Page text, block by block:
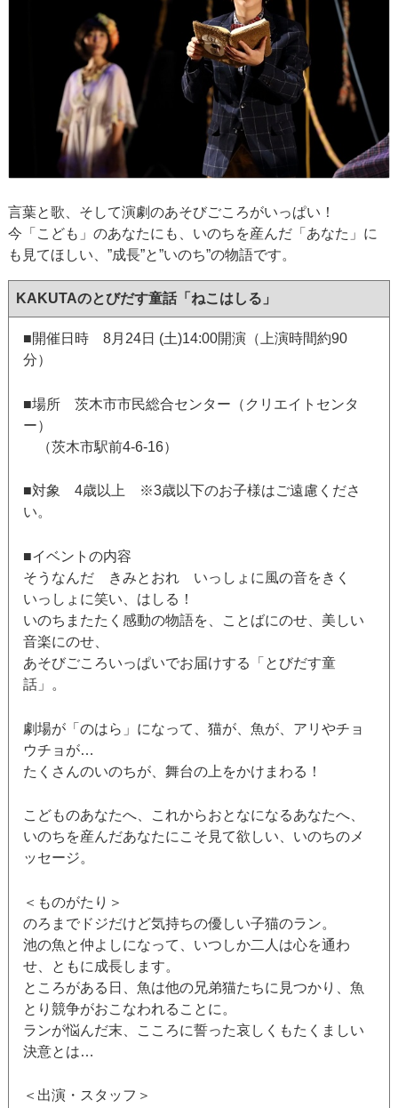
言葉と歌、そして演劇のあそびごころがいっぱい！
今「こども」のあなたにも、いのちを産んだ「あなた」に
も見てほしい、”成長”と”いのち”の物語です。
KAKUTAのとびだす童話「ねこはしる」
■開催日時 8月24日 (土)14:00開演（上演時間約90
分）
■場所 茨木市市民総合センター（クリエイトセンタ
ー）
（茨木市駅前4-6-16）
■対象 4歳以上 ※3歳以下のお子様はご遠慮くださ
い。
■イベントの内容
そうなんだ きみとおれ いっしょに風の音をきく
いっしょに笑い、はしる！
いのちまたたく感動の物語を、ことばにのせ、美しい
音楽にのせ、
あそびごころいっぱいでお届けする「とびだす童
話」。
劇場が「のはら」になって、猫が、魚が、アリやチョ
ウチョが…
たくさんのいのちが、舞台の上をかけまわる！
こどものあなたへ、これからおとなになるあなたへ、
いのちを産んだあなたにこそ見て欲しい、いのちのメ
ッセージ。
＜ものがたり＞
のろまでドジだけど気持ちの優しい子猫のラン。
池の魚と仲よしになって、いつしか二人は心を通わ
せ、ともに成長します。
ところがある日、魚は他の兄弟猫たちに見つかり、魚
とり競争がおこなわれることに。
ランが悩んだ末、こころに誓った哀しくもたくましい
決意とは…
＜出演・スタッフ＞